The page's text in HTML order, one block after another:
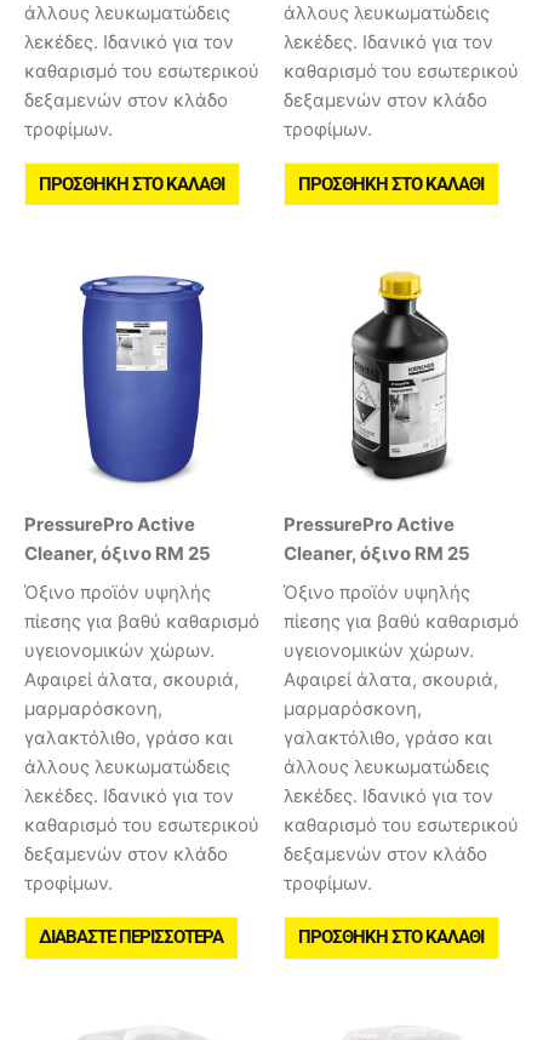
άλλους λευκωματώδεις
λεκέδες. Ιδανικό για τον
καθαρισμό του εσωτερικού
δεξαμενών στον κλάδο
τροφίμων.
ΠΡΟΣΘΉΚΗ ΣΤΟ ΚΑΛΆΘΙ
άλλους λευκωματώδεις
λεκέδες. Ιδανικό για τον
καθαρισμό του εσωτερικού
δεξαμενών στον κλάδο
τροφίμων.
ΠΡΟΣΘΉΚΗ ΣΤΟ ΚΑΛΆΘΙ
PressurePro Active
Cleaner, όξινο RM 25
Όξινο προϊόν υψηλής
πίεσης για βαθύ καθαρισμό
υγειονομικών χώρων.
Αφαιρεί άλατα, σκουριά,
μαρμαρόσκονη,
γαλακτόλιθο, γράσο και
άλλους λευκωματώδεις
λεκέδες. Ιδανικό για τον
καθαρισμό του εσωτερικού
δεξαμενών στον κλάδο
τροφίμων.
ΔΙΑΒΆΣΤΕ ΠΕΡΙΣΣΌΤΕΡΑ
PressurePro Active
Cleaner, όξινο RM 25
Όξινο προϊόν υψηλής
πίεσης για βαθύ καθαρισμό
υγειονομικών χώρων.
Αφαιρεί άλατα, σκουριά,
μαρμαρόσκονη,
γαλακτόλιθο, γράσο και
άλλους λευκωματώδεις
λεκέδες. Ιδανικό για τον
καθαρισμό του εσωτερικού
δεξαμενών στον κλάδο
τροφίμων.
ΠΡΟΣΘΉΚΗ ΣΤΟ ΚΑΛΆΘΙ